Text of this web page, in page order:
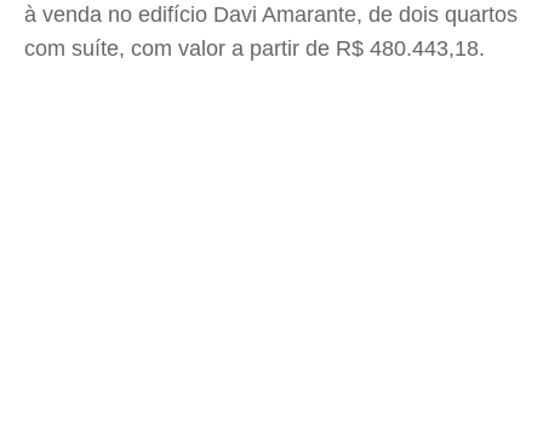
à venda no edifício Davi Amarante, de dois quartos
com suíte, com valor a partir de R$ 480.443,18.